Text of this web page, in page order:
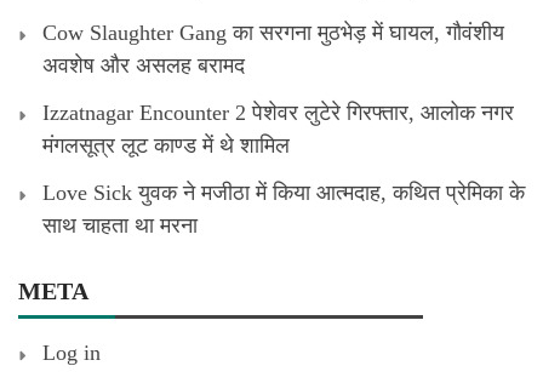
Cow Slaughter Gang का सरगना मुठभेड़ में घायल, गौवंशीय
अवशेष और असलह बरामद
Izzatnagar Encounter 2 पेशेवर लुटेरे गिरफ्तार, आलोक नगर
मंगलसूत्र लूट काण्‍ड में थे शामिल
Love Sick युवक ने मजीठा में किया आत्मदाह, कथित प्रेमिका के
साथ चाहता था मरना
META
Log in